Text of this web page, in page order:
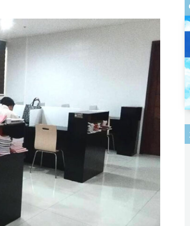
だけ留学生出身国が偏らないよう国籍比率
Policy)を徹底。英語発話徹底を目的に、
、夜遅くまで自習したい意識の高い方が多
たい方にぴったりの学校です。